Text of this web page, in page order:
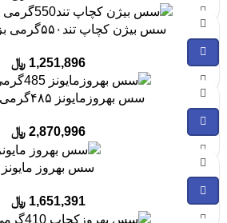
سس بیژن کچاپ تند۵۵۰گرمی بزرگ ۱۲عددی
1,251,896 ﷼
سس بهروزمایونز ۴۸۵گرمی ۱۲عددی
2,870,996 ﷼
سس بهروز مایونز
1,651,391 ﷼